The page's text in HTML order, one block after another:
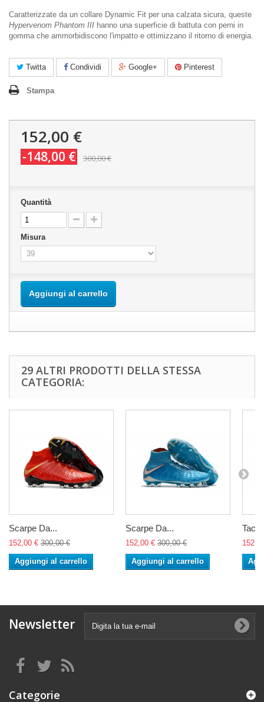
Caratterizzate da un collare Dynamic Fit per una calzata sicura, queste
Hypervenom Phantom III hanno una superficie di battuta con perni in
gomma che ammorbidiscono l'impatto e ottimizzano il ritorno di energia.
Twitta Condividi Google+ Pinterest
Stampa
152,00 €
-148,00 € 300,00 €
Quantità
Misura
Aggiungi al carrello
29 ALTRI PRODOTTI DELLA STESSA
CATEGORIA:
Scarpe Da...
152,00 € 300,00 €
Aggiungi al carrello
Scarpe Da...
152,00 € 300,00 €
Aggiungi al carrello
Newsletter
Categorie